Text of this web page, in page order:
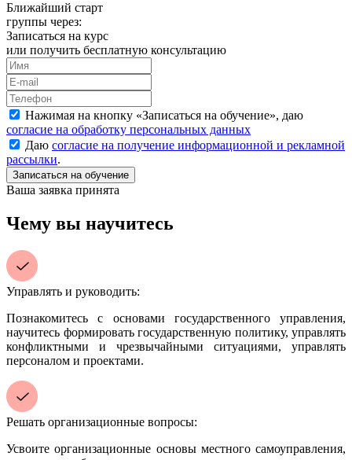
Ближайший старт
группы через:
Записаться на курс
или получить бесплатную консультацию
Нажимая на кнопку «Записаться на обучение», даю
согласие на обработку персональных данных
Даю согласие на получение информационной и рекламной
рассылки.
Ваша заявка принята
Чему вы научитесь
Управлять и руководить:
Познакомитесь с основами государственного управления,
научитесь формировать государственную политику, управлять
конфликтными и чрезвычайными ситуациями, управлять
персоналом и проектами.
Решать организационные вопросы:
Усвоите организационные основы местного самоуправления,